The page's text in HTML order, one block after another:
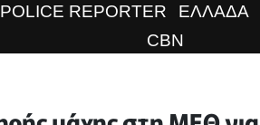
POLICE REPORTER ΕΛΛΑΔΑ
CBN